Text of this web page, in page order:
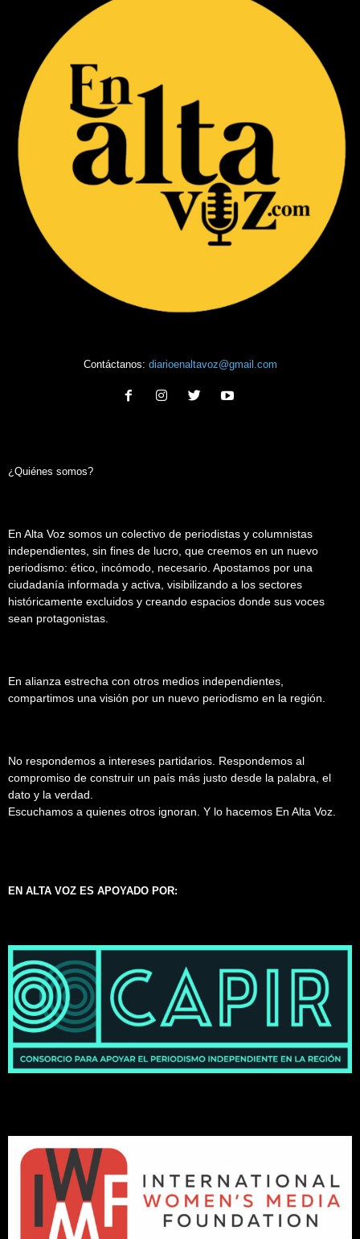
Contáctanos: diarioenaltavoz@gmail.com
¿Quiénes somos?
En Alta Voz somos un colectivo de periodistas y columnistas
independientes, sin fines de lucro, que creemos en un nuevo
periodismo: ético, incómodo, necesario. Apostamos por una
ciudadanía informada y activa, visibilizando a los sectores
históricamente excluidos y creando espacios donde sus voces
sean protagonistas.
En alianza estrecha con otros medios independientes,
compartimos una visión por un nuevo periodismo en la región.
No respondemos a intereses partidarios. Respondemos al
compromiso de construir un país más justo desde la palabra, el
dato y la verdad.
Escuchamos a quienes otros ignoran. Y lo hacemos En Alta Voz.
EN ALTA VOZ ES APOYADO POR: